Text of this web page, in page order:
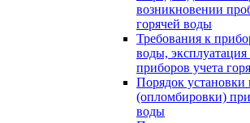
возникновении
горячей воды
Требования к
воды,
приборов учета
Порядок
(опломбировки)
воды